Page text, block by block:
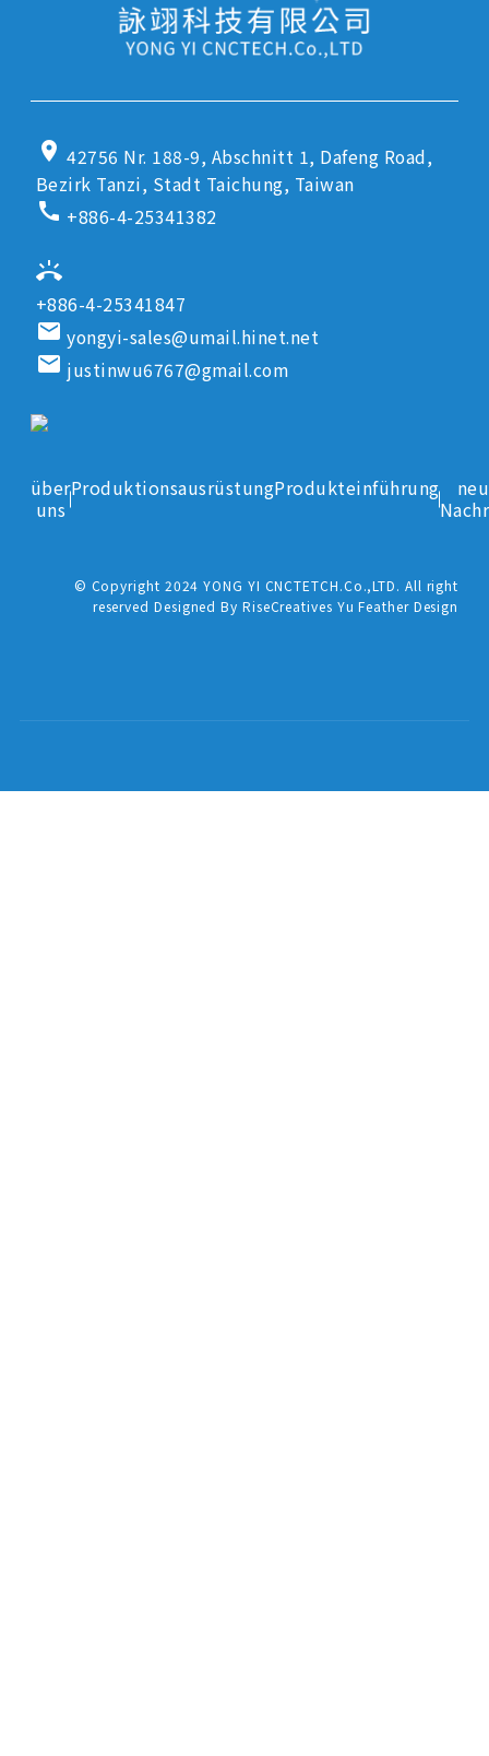
location_on 42756 Nr. 188-9, Abschnitt 1, Dafeng Road,
Bezirk Tanzi, Stadt Taichung, Taiwan
call +886-4-25341382
ring_volume
+886-4-25341847
email yongyi-sales@umail.hinet.net
email justinwu6767@gmail.com
über
uns
ProduktionsausrüstungProdukteinführung
© Copyright 2024 YONG YI CNCTETCH.Co.,LTD. All right
reserved Designed By RiseCreatives Yu Feather Design